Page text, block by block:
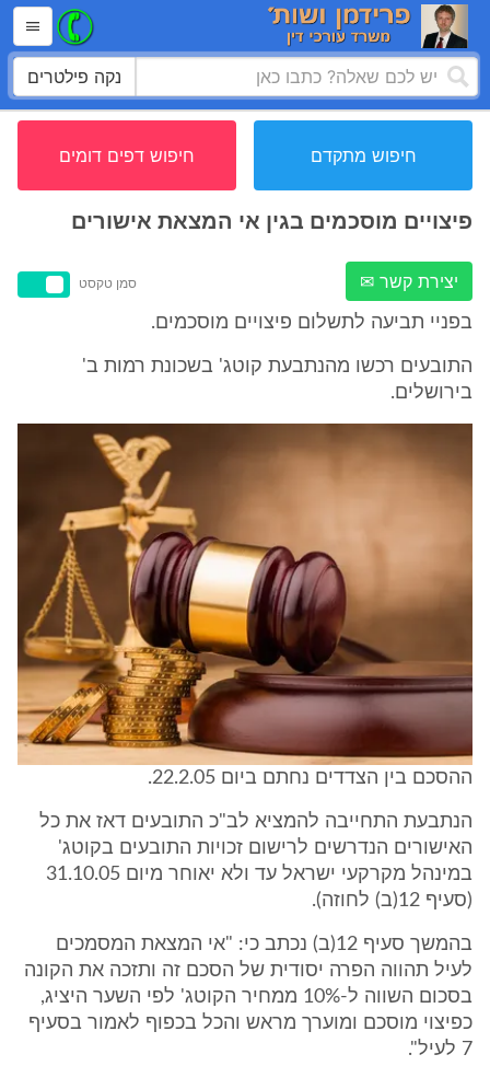
נקה פילטרים
חיפוש מתקדם חיפוש דפים דומים
פיצויים מוסכמים בגין אי המצאת אישורים
יצירת קשר ✉ סמן טקסט
בפניי תביעה לתשלום פיצויים מוסכמים.
התובעים רכשו מהנתבעת קוטג' בשכונת רמות ב'
בירושלים.
ההסכם בין הצדדים נחתם ביום 22.2.05.
הנתבעת התחייבה להמציא לב"כ התובעים דאז את כל
האישורים הנדרשים לרישום זכויות התובעים בקוטג'
במינהל מקרקעי ישראל עד ולא יאוחר מיום 31.10.05
(סעיף 12(ב) לחוזה).
בהמשך סעיף 12(ב) נכתב כי: "אי המצאת המסמכים
לעיל תהווה הפרה יסודית של הסכם זה ותזכה את הקונה
בסכום השווה ל-10% ממחיר הקוטג' לפי השער היציג,
כפיצוי מוסכם ומוערך מראש והכל בכפוף לאמור בסעיף
7 לעיל".